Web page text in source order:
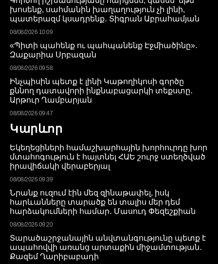
խոսենք, սահմանին խաղաղություն չի լինի,
պատերազմ կսադրենք․ Տիգրան Աբրահամյան
08/08/2026 10:09
«Պիտի պահենք ու պահպանենք Էջմիածինը»․
Զաքարիա Սրբազան
08/08/2026 09:58
Ինչպիսին պետք է լինի Կաթողիկոսի գործը
քննող դատավորի ինքնաբացարկի տեքստը․
Արթուր Ղամբարյան
08/08/2026 09:47
Կարևոր
Եկեղեցիների համաշխարհային խորհուրդը խոր
մտահոգություն է հայտնել ՀԱԵ շուրջ ստեղծված
իրավիճակի վերաբերյալ
08/08/2026 09:39
Նրանք ուզում էին մեզ զինաթափել, իսկ
հարևանները տարածք են տալիս մեր դեմ
հարձակումների համար․ Մասուդ Փեզեշքիան
08/08/2026 09:20
Տարածաշրջանային անվտանգությունը պետք է
ապահովվի առանց արտաքին միջամտության․
Քազեմ Ղարիբաբադի